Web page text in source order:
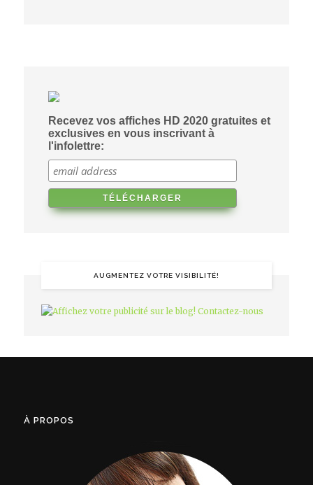
Recevez vos affiches HD 2020 gratuites et
exclusives en vous inscrivant à
l'infolettre:
AUGMENTEZ VOTRE VISIBILITÉ!
À PROPOS